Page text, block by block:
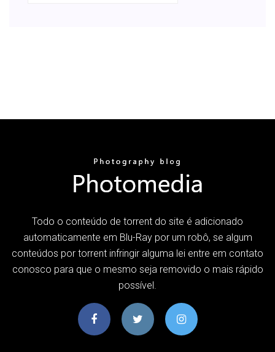
Todo o conteúdo de torrent do site é adicionado
automaticamente em Blu-Ray por um robô, se algum
conteúdos por torrent infringir alguma lei entre em contato
conosco para que o mesmo seja removido o mais rápido
possível.